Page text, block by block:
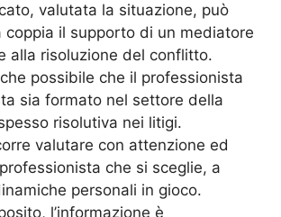
valutata la situazione, può
coppia il supporto di un mediatore
alla risoluzione del conflitto.
possibile che il professionista
sia formato nel settore della
risolutiva nei litigi.
valutare con attenzione ed
che si sceglie, a
personali in gioco.
l’informazione è